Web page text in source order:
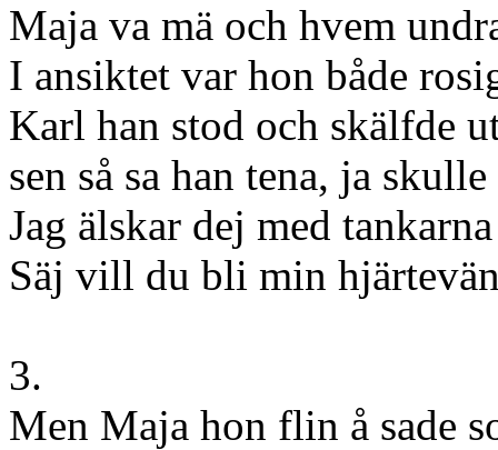
Maja va mä och hvem
I ansiktet var hon både
Karl han stod och skälfde
sen så sa han tena, ja
Jag älskar dej med
Säj vill du bli min
3.
Men Maja hon flin å sade